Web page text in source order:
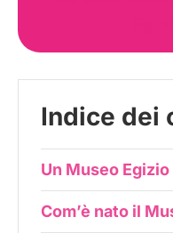
Indice dei
Un Museo
Com’è nato il